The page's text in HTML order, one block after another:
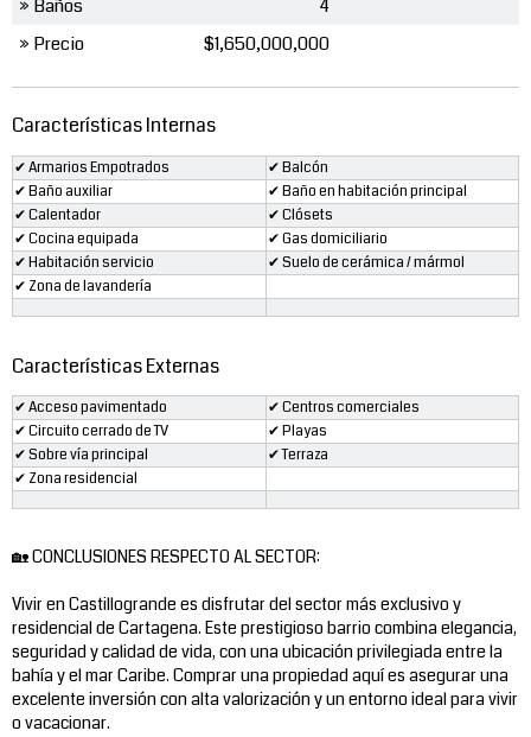
» Baños
4
» Precio
$1,650,000,000
Características Internas
✔ Armarios Empotrados
✔ Balcón
✔ Baño auxiliar
✔ Baño en habitación principal
✔ Calentador
✔ Clósets
✔ Cocina equipada
✔ Gas domiciliario
✔ Habitación servicio
✔ Suelo de cerámica / mármol
✔ Zona de lavandería
Características Externas
✔ Acceso pavimentado
✔ Centros comerciales
✔ Circuito cerrado de TV
✔ Playas
✔ Sobre vía principal
✔ Terraza
✔ Zona residencial
🏡 CONCLUSIONES RESPECTO AL SECTOR:
Vivir en Castillogrande es disfrutar del sector más exclusivo y
residencial de Cartagena. Este prestigioso barrio combina elegancia,
seguridad y calidad de vida, con una ubicación privilegiada entre la
bahía y el mar Caribe. Comprar una propiedad aquí es asegurar una
excelente inversión con alta valorización y un entorno ideal para vivir
o vacacionar.